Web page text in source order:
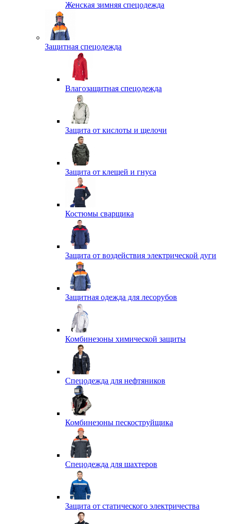
Женская зимняя спецодежда
Защитная спецодежда
Влагозащитная спецодежда
Защита от кислоты и щелочи
Защита от клещей и гнуса
Костюмы сварщика
Защита от воздействия электрической дуги
Защитная одежда для лесорубов
Комбинезоны химической защиты
Спецодежда для нефтяников
Комбинезоны пескоструйщика
Спецодежда для шахтеров
Защита от статического электричества